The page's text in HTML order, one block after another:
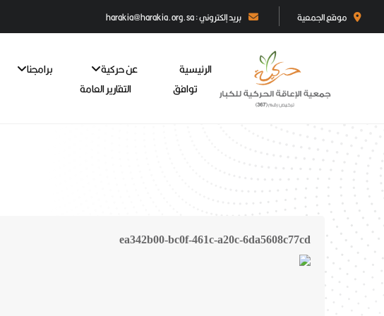
موقع الجمعية بريد إلكتروني : harakia@harakia.org.sa
الرئيسية عن حركية برامجنا
توافق
التقارير العامة
ea342b00-bc0f-461c-a20c-6da5608c77cd